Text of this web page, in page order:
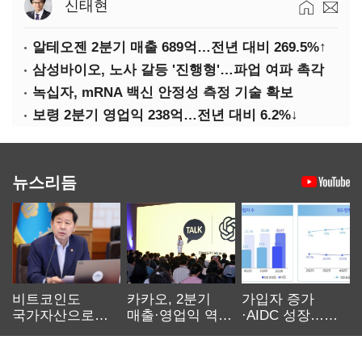
신태현
알테오젠 2분기 매출 689억…전년 대비 269.5%↑
삼성바이오, 노사 갈등 '진행형'…파업 여파 촉각
녹십자, mRNA 백신 안정성 측정 기술 확보
보령 2분기 영업익 238억…전년 대비 6.2%↓
뉴스리듬
비트코인도
국가자산으로…'
카카오, 2분기
매출·영업익 역대
가입자 증가
·AIDC 성장…